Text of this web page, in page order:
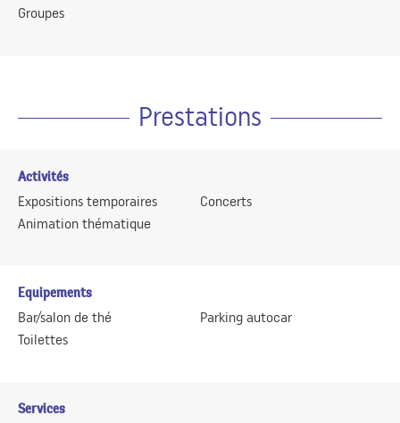
Groupes
Prestations
Activités
Expositions temporaires
Animation thématique
Concerts
Equipements
Bar/salon de thé
Toilettes
Parking autocar
Services